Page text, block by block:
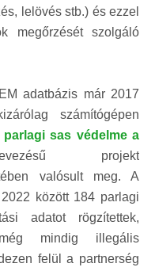
lelövés stb.) és ezzel
megőrzését szolgáló
adatbázis már 2017
számítógépen
parlagi sas védelme a
projekt
valósult meg. A
között 184 parlagi
adatot rögzítettek,
mindig illegális
felül a partnerség